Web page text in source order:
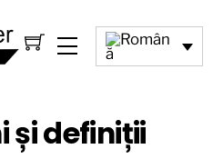
și definiții